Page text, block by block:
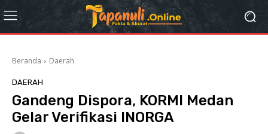
Beranda Daerah
DAERAH
Gandeng Dispora, KORMI Medan
Gelar Verifikasi INORGA